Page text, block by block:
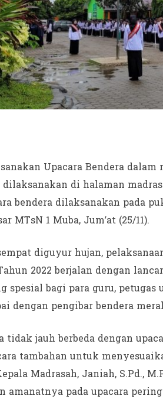
Upacara Bendera
dilaksanakan di halaman
bendera dilaksanakan pada
MTsN 1 Muba, Jum’at (25/11).
diguyur hujan,
2022 berjalan dengan
spesial bagi para guru,
dengan pengibar bendera
tidak jauh berbeda dengan
tambahan untuk
Madrasah, Janiah, S.Pd.,
amanatnya pada upacara